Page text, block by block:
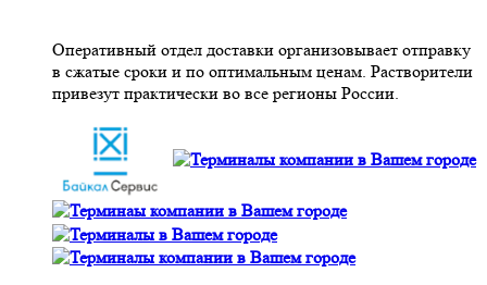
Оперативный отдел доставки организовывает отправку
в сжатые сроки и по оптимальным ценам. Растворители
привезут практически во все регионы России.